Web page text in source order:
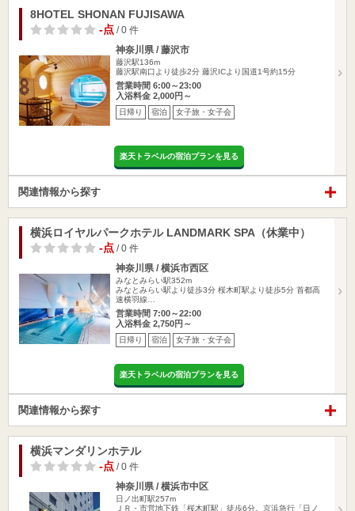
8HOTEL SHONAN FUJISAWA
-点 / 0 件
神奈川県 / 藤沢市
藤沢駅136m
藤沢駅南口より徒歩2分 藤沢ICより国道1号約15分
営業時間 6:00～23:00
入浴料金 2,000円～
日帰り 宿泊 女子旅・女子会
楽天トラベルの宿泊プランを見る
関連情報から探す
横浜ロイヤルパークホテル LANDMARK SPA（休業中）
-点 / 0 件
神奈川県 / 横浜市西区
みなとみらい駅352m
みなとみらい駅より徒歩3分 桜木町駅より徒歩5分 首都高
速横羽線…
営業時間 7:00～22:00
入浴料金 2,750円～
日帰り 宿泊 女子旅・女子会
楽天トラベルの宿泊プランを見る
関連情報から探す
横浜マンダリンホテル
-点 / 0 件
神奈川県 / 横浜市中区
日ノ出町駅257m
ＪＲ・市営地下鉄「桜木町駅」徒歩6分。京浜急行「日ノ